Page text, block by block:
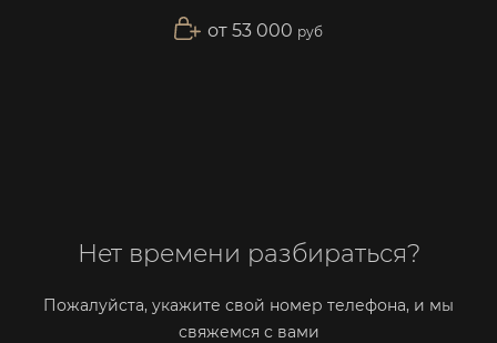
от 53 000 руб
Нет времени разбираться?
Пожалуйста, укажите свой номер телефона, и мы
свяжемся с вами